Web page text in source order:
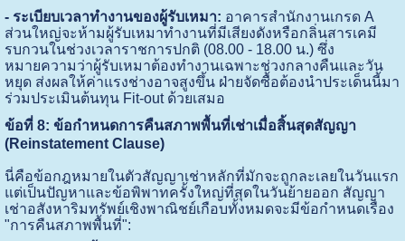
- ระเบียบเวลาทำงานของผู้รับเหมา: อาคารสำนักงานเกรด A
ส่วนใหญ่จะห้ามผู้รับเหมาทำงานที่มีเสียงดังหรือกลิ่นสารเคมี
รบกวนในช่วงเวลาราชการปกติ (08.00 - 18.00 น.) ซึ่ง
หมายความว่าผู้รับเหมาต้องทำงานเฉพาะช่วงกลางคืนและวัน
หยุด ส่งผลให้ค่าแรงช่างอาจสูงขึ้น ฝ่ายจัดซื้อต้องนำประเด็นนี้มา
ร่วมประเมินต้นทุน Fit-out ด้วยเสมอ
ข้อที่ 8: ข้อกำหนดการคืนสภาพพื้นที่เช่าเมื่อสิ้นสุดสัญญา
(Reinstatement Clause)
นี่คือข้อกฎหมายในตัวสัญญาเช่าหลักที่มักจะถูกละเลยในวันแรก
แต่เป็นปัญหาและข้อพิพาทครั้งใหญ่ที่สุดในวันย้ายออก สัญญา
เช่าอสังหาริมทรัพย์เชิงพาณิชย์เกือบทั้งหมดจะมีข้อกำหนดเรื่อง
"การคืนสภาพพื้นที่":